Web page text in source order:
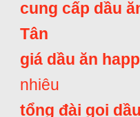
cung cấp dầu
Tân
giá dầu ăn
nhiêu
tổng đài gọi